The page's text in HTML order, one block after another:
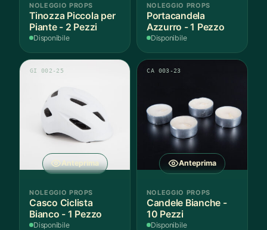
NOLEGGIO PROPS
Tinozza Piccola per
Piante - 2 Pezzi
Disponibile
NOLEGGIO PROPS
Portacandela
Azzurro - 1 Pezzo
Disponibile
Anteprima
GI 002-25
NOLEGGIO PROPS
Casco Ciclista
Bianco - 1 Pezzo
Disponibile
Anteprima
CA 003-23
NOLEGGIO PROPS
Candele Bianche -
10 Pezzi
Disponibile